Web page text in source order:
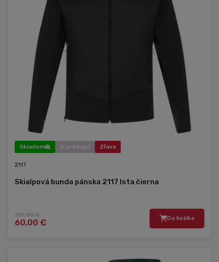
Skladom V predajni Zľava
2117
Skialpová bunda pánska 2117 Ista čierna
120,00 €
60,00 € Do košíka